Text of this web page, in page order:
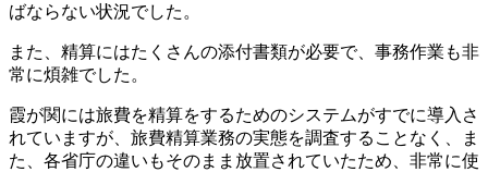
ばならない状況でした。
また、精算にはたくさんの添付書類が必要で、事務作業も非
常に煩雑でした。
霞が関には旅費を精算をするためのシステムがすでに導入さ
れていますが、旅費精算業務の実態を調査することなく、ま
た、各省庁の違いもそのまま放置されていたため、非常に使